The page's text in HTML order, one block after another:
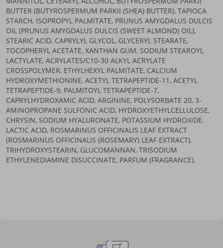
BUTTER (BUTYROSPERMUM PARKII (SHEA) BUTTER), TAPIOCA
STARCH, ISOPROPYL PALMITATE, PRUNUS AMYGDALUS DULCIS
OIL (PRUNUS AMYGDALUS DULCIS (SWEET ALMOND) OIL),
STEARIC ACID, CAPRYLYL GLYCOL, GLYCERYL STEARATE,
TOCOPHERYL ACETATE, XANTHAN GUM, SODIUM STEAROYL
LACTYLATE, ACRYLATES/C10-30 ALKYL ACRYLATE
CROSSPOLYMER, ETHYLHEXYL PALMITATE, CALCIUM
HYDROXYMETHIONINE, ACETYL TETRAPEPTIDE-11, ACETYL
TETRAPEPTIDE-9, PALMITOYL TETRAPEPTIDE-7,
CAPRYLHYDROXAMIC ACID, ARGININE, POLYSORBATE 20, 3-
AMINOPROPANE SULFONIC ACID, HYDROXYETHYLCELLULOSE,
CHRYSIN, SODIUM HYALURONATE, POTASSIUM HYDROXIDE,
LACTIC ACID, ROSMARINUS OFFICINALIS LEAF EXTRACT
(ROSMARINUS OFFICINALIS (ROSEMARY) LEAF EXTRACT),
TRIHYDROXYSTEARIN, GLUCOMANNAN, TRISODIUM
ETHYLENEDIAMINE DISUCCINATE, PARFUM (FRAGRANCE).